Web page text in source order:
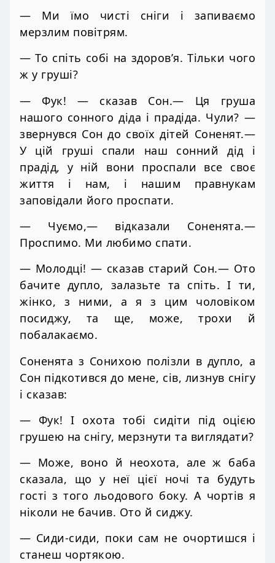
— Ми їмо чисті сніги і запиваємо
мерзлим повітрям.
— То спіть собі на здоров’я. Тільки чого
ж у груші?
— Фук! — сказав Сон.— Ця груша
нашого сонного діда і прадіда. Чули? —
звернувся Сон до своїх дітей Соненят.—
У цій груші спали наш сонний дід і
прадід, у ній вони проспали все своє
життя і нам, і нашим правнукам
заповідали його проспати.
— Чуємо,— відказали Соненята.—
Проспимо. Ми любимо спати.
— Молодці! — сказав старий Сон.— Ото
бачите дупло, залазьте та спіть. І ти,
жінко, з ними, а я з цим чоловіком
посиджу, та ще, може, трохи й
побалакаємо.
Соненята з Сонихою полізли в дупло, а
Сон підкотився до мене, сів, лизнув снігу
і сказав:
— Фук! І охота тобі сидіти під оцією
грушею на снігу, мерзнути та виглядати?
— Може, воно й неохота, але ж баба
сказала, що у неї цієї ночі та будуть
гості з того льодового боку. А чортів я
ніколи не бачив. Ото й сиджу.
— Сиди-сиди, поки сам не очортишся і
станеш чортякою.